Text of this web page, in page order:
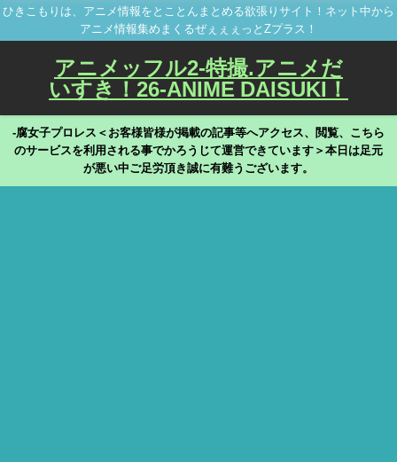
ひきこもりは、アニメ情報をとことんまとめる欲張りサイト！ネット中から
アニメ情報集めまくるぜぇぇぇっとZプラス！
アニメッフル2-特撮.アニメだ
いすき！26-ANIME DAISUKI！
-腐女子プロレス＜お客様皆様が掲載の記事等へアクセス、閲覧、こちら
のサービスを利用される事でかろうじて運営できています＞本日は足元
が悪い中ご足労頂き誠に有難うございます。